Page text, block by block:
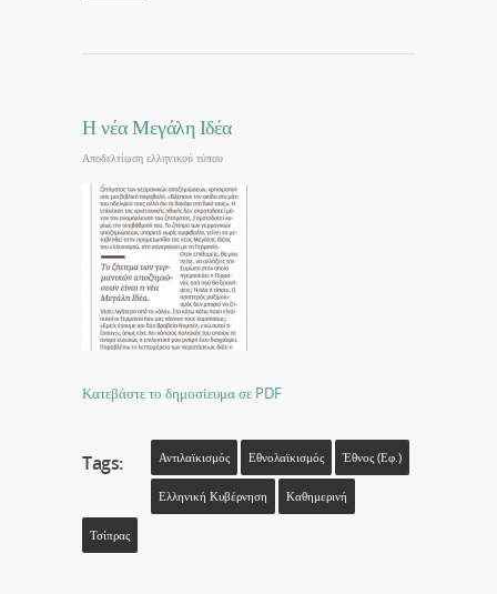
Η νέα Μεγάλη Ιδέα
Αποδελτίωση ελληνικού τύπου
Κατεβάστε το δημοσίευμα σε PDF
Tags: Αντιλαϊκισμός Εθνολαϊκισμός Έθνος (εφ.)
Ελληνική Κυβέρνηση Καθημερινή
Τσίπρας